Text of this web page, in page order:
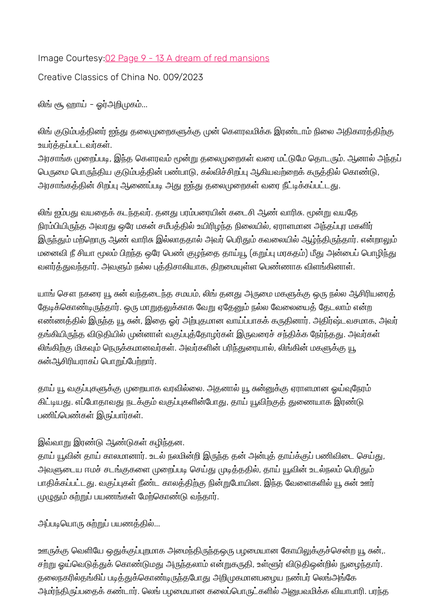
Image Courtesy:02 Page 9 - 13 A dream of red mansions
Creative Classics of China No. 009/2023
லிங் சூ ஹாய் - ஓர்அறிமுகம்...
லிங் குடும்பத்தினர் ஐந்து தலைமுறைகளுக்கு முன் கௌரவமிக்க இரண்டாம் நிலை அதிகாரத்திற்கு
உயர்த்தப்பட்டவர்கள்.
அரசாங்க முறைப்படி, இந்த கௌரவம் மூன்று தலைமுறைகள் வரை மட்டுமே தொடரும். ஆனால் அந்தப்
பெருமை பொருந்திய குடும்பத்தின் பண்பாடு, கல்விச்சிறப்பு ஆகியவற்றைக் கருத்தில் கொண்டு,
அரசாங்கத்தின் சிறப்பு ஆணைப்படி அது ஐந்து தலைமுறைகள் வரை நீட்டிக்கப்பட்டது.
லிங் ஐம்பது வயதைக் கடந்தவர். தனது பரம்பரையின் கடைசி ஆண் வாரிசு. மூன்று வயதே
நிரம்பியிருந்த அவரது ஒரே மகன் சமீபத்தில் உயிரிழந்த நிலையில், ஏராளமான அந்தப்புர மகளிர்
இருந்தும் மற்றொரு ஆண் வாரிசு இல்லாததால் அவர் பெரிதும் கவலையில் ஆழ்ந்திருந்தார். என்றாலும்
மனைவி நீ சியா மூலம் பிறந்த ஒரே பெண் குழந்தை தாய்யூ (கறுப்பு மரகதம்) மீது அன்பைப் பொழிந்து
வளர்த்துவந்தார். அவளும் நல்ல புத்திசாலியாக, திறமையுள்ள பெண்ணாக விளங்கினாள்.
யாங் சௌ நகரை யூ சுன் வந்தடைந்த சமயம், லிங் தனது அருமை மகளுக்கு ஒரு நல்ல ஆசிரியரைத்
தேடிக்கொண்டிருந்தார். ஒரு மாறுதலுக்காக வேறு ஏதேனும் நல்ல வேலையைத் தேடலாம் என்ற
எண்ணத்தில் இருந்த யூ சுன், இதை ஓர் அற்புதமான வாய்ப்பாகக் கருதினார். அதிர்ஷ்டவசமாக, அவர்
தங்கியிருந்த விடுதியில் முன்னாள் வகுப்புத்தோழர்கள் இருவரைச் சந்திக்க நேர்ந்தது. அவர்கள்
லிங்கிற்கு மிகவும் நெருக்கமானவர்கள். அவர்களின் பரிந்துரையால், லிங்கின் மகளுக்கு யூ
சுன்ஆசிரியராகப் பொறுப்பேற்றார்.
தாய் யூ வகுப்புகளுக்கு முறையாக வரவில்லை. அதனால் யூ சுன்னுக்கு ஏராளமான ஓய்வுநேரம்
கிட்டியது. எப்போதாவது நடக்கும் வகுப்புகளின்போது, தாய் யூவிற்குத் துணையாக இரண்டு
பணிப்பெண்கள் இருப்பார்கள்.
இவ்வாறு இரண்டு ஆண்டுகள் கழிந்தன.
தாய் யூவின் தாய் காலமானார். உடல் நலமின்றி இருந்த தன் அன்புத் தாய்க்குப் பணிவிடை செய்து,
அவளுடைய ஈமச் சடங்குகளை முறைப்படி செய்து முடித்ததில், தாய் யூவின் உடல்நலம் பெரிதும்
பாதிக்கப்பட்டது. வகுப்புகள் நீண்ட காலத்திற்கு நின்றுபோயின. இந்த வேளைகளில் யூ சுன் ஊர்
முழுதும் சுற்றுப் பயணங்கள் மேற்கொண்டு வந்தார்.
அப்படியொரு சுற்றுப் பயணத்தில்...
ஊருக்கு வெளியே ஒதுக்குப்புறமாக அமைந்திருந்தஒரு பழமையான கோயிலுக்குச்சென்ற யூ சுன்,.
சற்று ஓய்வெடுத்துக் கொண்டுமது அருந்தலாம் என்றுகருதி, உள்ளூர் விடுதிஒன்றில் நுழைந்தார்.
தலைநகரில்தங்கிப் படித்துக்கொண்டிருந்தபோது அறிமுகமானபழைய நண்பர் லெங்அங்கே
அமர்ந்திருப்பதைக் கண்டார். லெங் பழமையான கலைப்பொருட்களில் அனுபவமிக்க வியாபாரி. பரந்த